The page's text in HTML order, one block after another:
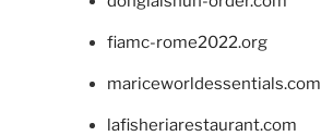
fiamc-rome2022.org
mariceworldessentials.com
lafisheriarestaurant.com